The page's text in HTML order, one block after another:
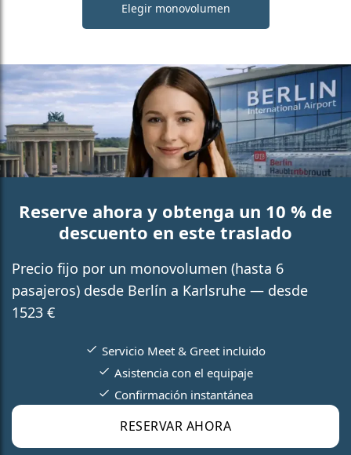
Elegir monovolumen
Reserve ahora y obtenga un 10 % de
descuento en este traslado
Precio fijo por un monovolumen (hasta 6
pasajeros) desde Berlín a Karlsruhe — desde
1523 €
RESERVAR AHORA
Servicio Meet & Greet incluido
Asistencia con el equipaje
Confirmación instantánea